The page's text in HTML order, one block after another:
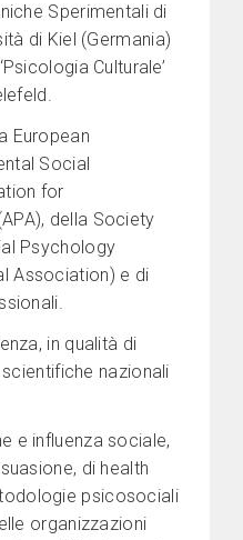
Sperimentali di
di Kiel (Germania)
Culturale’
European
Social
for
della Society
Psychology
Association) e di
in qualità di
nazionali
e influenza sociale,
di health
psicosociali
organizzazioni